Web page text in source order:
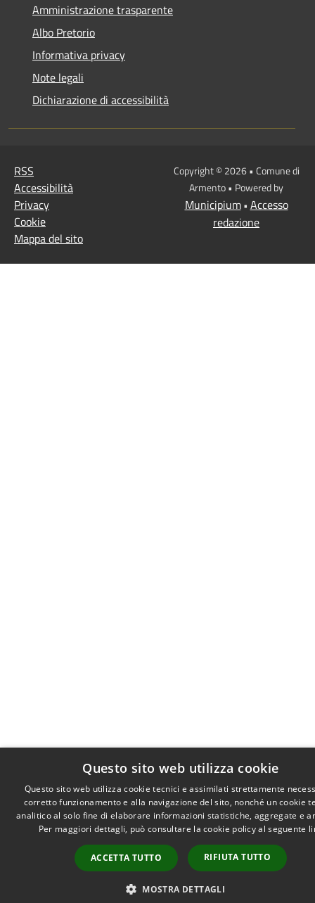
Amministrazione trasparente
Albo Pretorio
Informativa privacy
Note legali
Dichiarazione di accessibilità
RSS
Accessibilità
Privacy
Cookie
Mappa del sito
Copyright © 2026 • Comune di
Armento • Powered by
Municipium• Accesso
redazione
Questo sito web utilizza cookie
Questo sito web utilizza cookie tecnici e assimilati strettamente
corretto funzionamento e alla navigazione del sito, nonché un cookie
analitico al solo fine di elaborare informazioni statistiche, aggregate e
Per maggiori dettagli, può consultare la cookie policy al seguente
ACCETTA TUTTO RIFIUTA TUTTO
MOSTRA DETTAGLI